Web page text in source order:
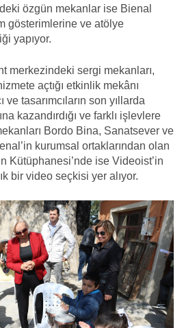
özgün mekanlar ise Bienal
gösterimlerine ve atölye
yapıyor.
merkezindeki sergi mekanları,
açtığı etkinlik mekânı
tasarımcıların son yıllarda
kazandırdığı ve farklı işlevlere
Bordo Bina, Sanatsever ve
kurumsal ortaklarından olan
Kütüphanesi’nde ise Videoist’in
bir video seçkisi yer alıyor.